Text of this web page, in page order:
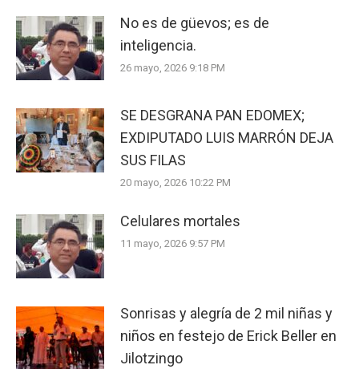
No es de güevos; es de
inteligencia.
26 mayo, 2026 9:18 PM
SE DESGRANA PAN EDOMEX;
EXDIPUTADO LUIS MARRÓN DEJA
SUS FILAS
20 mayo, 2026 10:22 PM
Celulares mortales
11 mayo, 2026 9:57 PM
Sonrisas y alegría de 2 mil niñas y
niños en festejo de Erick Beller en
Jilotzingo